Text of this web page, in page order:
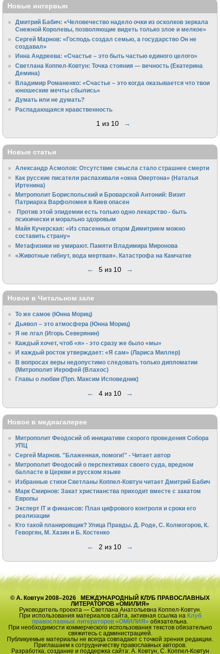
Новые интервью
Дмитрий Бабич: «Человечество надело очки из осколков зеркала
Снежной Королевы, позволяющие видеть только злое и мелкое»
Сергей Марнов: «Господь создал семью, а государство Он не
создавал»
Инна Андреева: «Счастье – это быть частью единого целого»
Светлана Коппел-Ковтун: Точка стояния — вечность (Екатерина
Демина)
Владимир Романенко: «Счастье – это когда оказывается что твои
юношеские мечты сбылись»
Думать или не думать?
Распадающаяся нравственность
1 из 10 →
Новые статьи
Александр Асмолов: Отсутствие смысла стало страшнее смерти
Как русские писатели распахивали «окна Овертона» (Наталья
Иртенина)
Митрополит Бориспольский и Броварской Антоний: Визит
Патриарха Варфоломея в Киев опасен
Против этой эпидемии есть только одно лекарство - быть
психически и морально здоровым
Майя Кучерская: «Из спасенных отцом Димитрием можно
составить страну»
Метафизики не умирают. Памяти Владимира Миронова
«Животные гибнут, вода мертвая». Катастрофа на Камчатке
← 5 из 10 →
Новое в Читальном зале
То же самое (Юнна Мориц)
Дьявол – это атмосфера (Юнна Мориц)
Я не лгал (Игорь Северянин)
Каждый хочет, чтоб «я» - это сразу же было «мы»
И каждый росток утверждает: «Я сам» (Лариса Миллер)
В вопросах веры недопустимо следовать только дипломатии
(Митрополит Иерофей (Влахос)
Главы о любви (Прп. Максим Исповедник)
← 4 из 10 →
Новое в медиагалерее
Митрополит Феодосий об инициативе скорого проведения Собора
УПЦ
Сергей Марнов. "Блаженная, помоги!" - Читает автор
Митрополит Феодосий о перспективах своего суда, вредном
балласте в Церкви и русском языке
Избранные стихи Светланы Коппел-Ковтун читает Дмитрий Бабич
Марк Смирнов: Закат христианства приходит вместе с закатом
Европы
Эксперт IT и финансов: План цифрового контроля и сроки его
реализации
Кто такой планировщик? Улица Правды. Д. Роде, С. Колмогоров, К.
Геворгян, М. Хазин и Б. Костенко
← 2 из 10 →
© А. Ковтун 2008–2026 МЕЖДУНАРОДНЫЙ КЛУБ ПРАВОСЛАВНЫХ
ЛИТЕРАТОРОВ «ОМИЛИЯ»
Руководитель проекта — Светлана Анатольевна Коппел-Ковтун.
При использования материалов сайта, активная ссылка на Клуб
православных литераторов «ОМИЛИЯ» обязательна.
При необходимости коммерческого использования текстов обязательно
свяжитесь с администрацией.
Публикуемые материалы не всегда совпадают с точкой зрения редакции.
Приглашаем к сотрудничеству православных авторов.
Разработка, создание и поддержка сайта: А. Ковтун, С. Коппел-Ковтун